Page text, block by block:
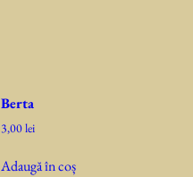
Berta
3,00lei
Adaugă în coș